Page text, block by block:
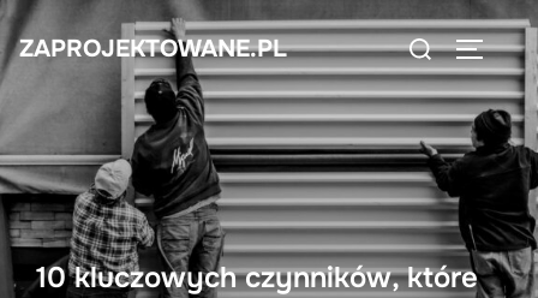
Skip
to
content
ZAPROJEKTOWANE.PL
Search
for:
10 kluczowych czynników, które